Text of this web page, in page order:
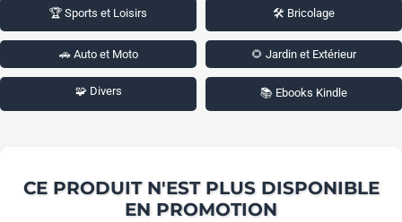
🏆 Sports et Loisirs 🛠️ Bricolage
🚗 Auto et Moto 🌻 Jardin et Extérieur
🧩 Divers 📚 Ebooks Kindle
CE PRODUIT N'EST PLUS DISPONIBLE
EN PROMOTION